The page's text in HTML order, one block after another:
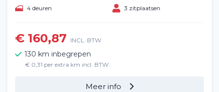
4 deuren
3 zitplaatsen
€ 160,87 INCL. BTW
130 km inbegrepen
€ 0,31 per extra km incl. BTW
Meer info